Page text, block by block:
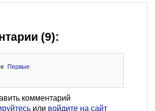
(9):
Первые
комментарий
или войдите на сайт